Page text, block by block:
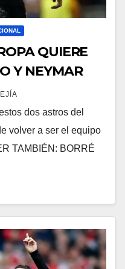
QUIERE
Y NEYMAR
dos astros del
volver a ser el equipo
TAMBIÉN: BORRÉ